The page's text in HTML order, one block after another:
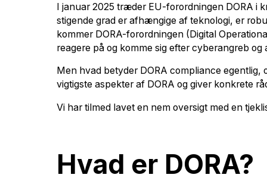
I januar 2025 træder EU-forordningen DORA i
stigende grad er afhængige af teknologi, er
kommer DORA-forordningen (Digital
reagere på og komme sig efter cyberangreb og
Men hvad betyder DORA compliance
vigtigste aspekter af DORA og giver konkrete
Vi har tilmed lavet en nem oversigt med en
Hvad er DORA?